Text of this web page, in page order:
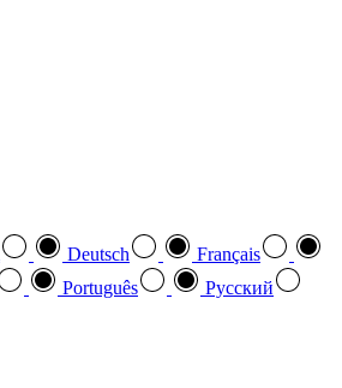
Deutsch
Français
Português
Pусский